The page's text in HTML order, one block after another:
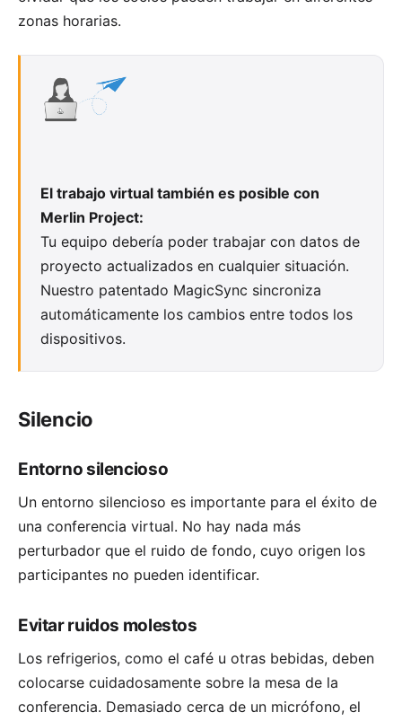
zonas horarias.
El trabajo virtual también es posible con
Merlin Project:
Tu equipo debería poder trabajar con datos de
proyecto actualizados en cualquier situación.
Nuestro patentado MagicSync sincroniza
automáticamente los cambios entre todos los
dispositivos.
Silencio
Entorno silencioso
Un entorno silencioso es importante para el éxito de
una conferencia virtual. No hay nada más
perturbador que el ruido de fondo, cuyo origen los
participantes no pueden identificar.
Evitar ruidos molestos
Los refrigerios, como el café u otras bebidas, deben
colocarse cuidadosamente sobre la mesa de la
conferencia. Demasiado cerca de un micrófono, el